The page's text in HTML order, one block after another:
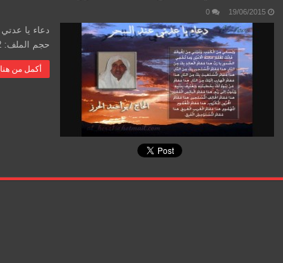
19/06/2015
0
حجم الملف: 17.2 ميجابايت
أكمل من هنا